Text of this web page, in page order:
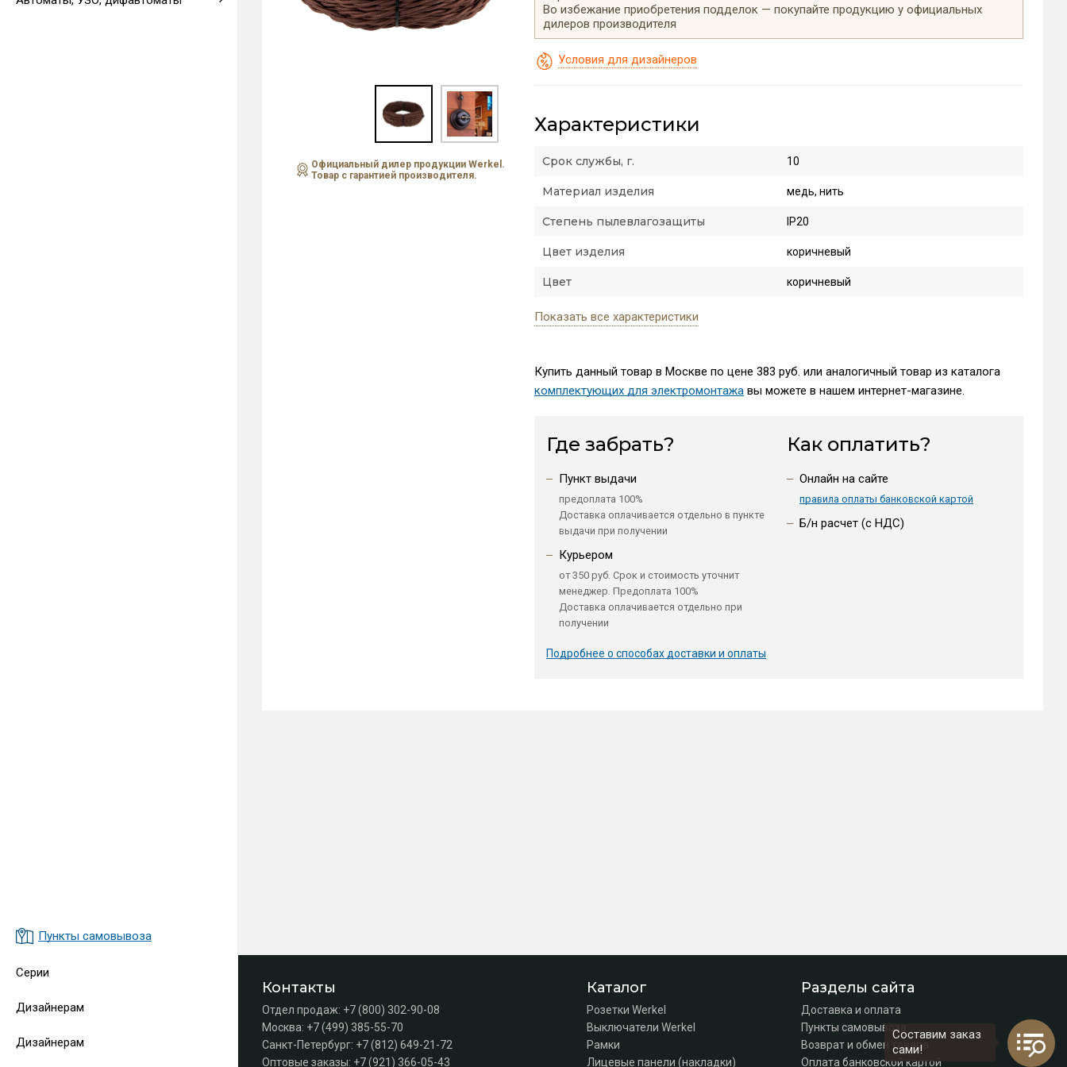
Пункты самовывоза
Серии
Дизайнерам
Дизайнерам
Официальный дилер продукции Werkel.
Товар с гарантией производителя.
Во избежание приобретения подделок — покупайте продукцию у официальных
дилеров производителя
Условия для дизайнеров
Характеристики
Срок службы, г. 10
Материал изделия медь, нить
Степень пылевлагозащиты IP20
Цвет изделия коричневый
Цвет коричневый
Показать все характеристики
Купить данный товар в Москве по цене 383 руб. или аналогичный товар из каталога
комплектующих для электромонтажавы можете в нашем интернет-магазине.
Где забрать?
Пункт выдачи
предоплата 100%
Доставка оплачивается отдельно в пункте
выдачи при получении
Курьером
от 350 руб. Срок и стоимость уточнит
менеджер. Предоплата 100%
Доставка оплачивается отдельно при
получении
Подробнее о способах доставки и оплаты
Как оплатить?
Онлайн на сайте
правила оплаты банковской картой
Б/н расчет (c НДС)
Контакты
Отдел продаж: +7 (800) 302-90-08
Москва: +7 (499) 385-55-70
Санкт-Петербург: +7 (812) 649-21-72
Оптовые заказы: +7 (921) 366-05-43
Каталог
Розетки Werkel
Выключатели Werkel
Рамки
Лицевые панели (накладки)
Разделы сайта
Доставка и оплата
Пункты самовывоза
Возврат и обмен товара
Оплата банковской картой
Составим заказ
сами!